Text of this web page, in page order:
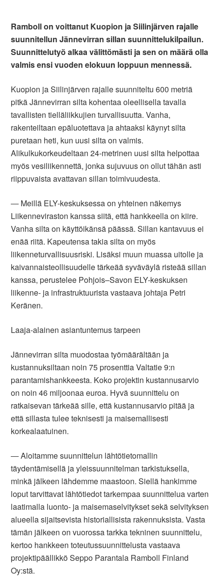
Ramboll on voittanut Kuopion ja Siilinjärven rajalle
suunnitellun Jännevirran sillan suunnittelukilpailun.
Suunnittelutyö alkaa välittömästi ja sen on määrä olla
valmis ensi vuoden elokuun loppuun mennessä.
Kuopion ja Siilinjärven rajalle suunniteltu 600 metriä
pitkä Jännevirran silta kohentaa oleellisella tavalla
tavallisten tielläliikkujien turvallisuutta. Vanha,
rakenteiltaan epäluotettava ja ahtaaksi käynyt silta
puretaan heti, kun uusi silta on valmis.
Alikulkukorkeudeltaan 24-metrinen uusi silta helpottaa
myös vesiliikennettä, jonka sujuvuus on ollut tähän asti
riippuvaista avattavan sillan toimivuudesta.
― Meillä ELY-keskuksessa on yhteinen näkemys
Liikenneviraston kanssa siitä, että hankkeella on kiire.
Vanha silta on käyttöikänsä päässä. Sillan kantavuus ei
enää riitä. Kapeutensa takia silta on myös
liikenneturvallisuusriski. Lisäksi muun muassa uitolle ja
kaivannaisteollisuudelle tärkeää syväväylä risteää sillan
kanssa, perustelee Pohjois–Savon ELY-keskuksen
liikenne- ja infrastruktuurista vastaava johtaja Petri
Keränen.
Laaja-alainen asiantuntemus tarpeen
Jännevirran silta muodostaa työmäärältään ja
kustannuksiltaan noin 75 prosenttia Valtatie 9:n
parantamishankkeesta. Koko projektin kustannusarvio
on noin 46 miljoonaa euroa. Hyvä suunnittelu on
ratkaisevan tärkeää sille, että kustannusarvio pitää ja
että sillasta tulee teknisesti ja maisemallisesti
korkealaatuinen.
― Aloitamme suunnittelun lähtötietomallin
täydentämisellä ja yleissuunnitelman tarkistuksella,
minkä jälkeen lähdemme maastoon. Siellä hankimme
loput tarvittavat lähtötiedot tarkempaa suunnittelua varten
laatimalla luonto- ja maisemaselvitykset sekä selvityksen
alueella sijaitsevista historiallisista rakennuksista. Vasta
tämän jälkeen on vuorossa tarkka tekninen suunnittelu,
kertoo hankkeen toteutussuunnittelusta vastaava
projektipäällikkö Seppo Parantala Ramboll Finland
Oy:stä.